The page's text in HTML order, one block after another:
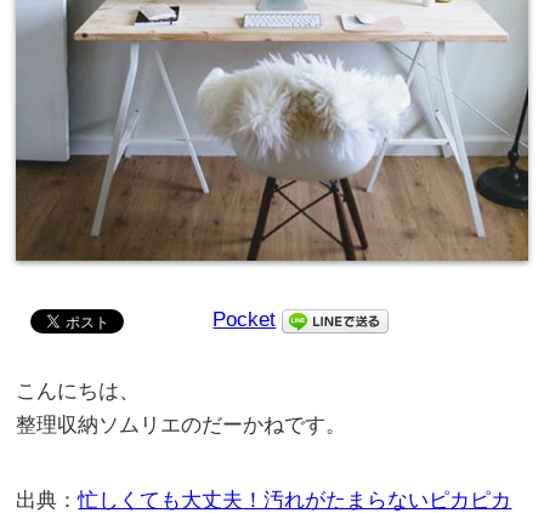
Pocket
こんにちは、
整理収納ソムリエのだーかねです。
出典：忙しくても大丈夫！汚れがたまらないピカピカ